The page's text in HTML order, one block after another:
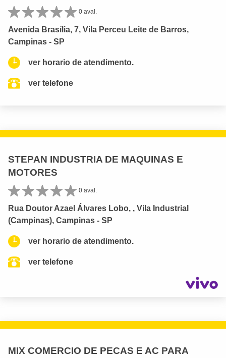
0 aval.
Avenida Brasília, 7, Vila Perceu Leite de Barros,
Campinas - SP
ver horario de atendimento.
ver telefone
STEPAN INDUSTRIA DE MAQUINAS E
MOTORES
0 aval.
Rua Doutor Azael Álvares Lobo, , Vila Industrial
(Campinas), Campinas - SP
ver horario de atendimento.
ver telefone
MIX COMERCIO DE PECAS E AC PARA